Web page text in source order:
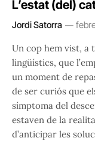
L’estat (del)
Jordi Satorra
Un cop hem vist, a
lingüístics, que
un moment de
de ser curiós que
símptoma del
estaven de la
d’anticipar les